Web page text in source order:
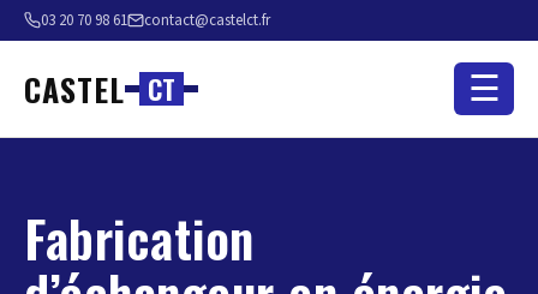
03 20 70 98 61 contact@castelct.fr
CASTEL CT ☰
Fabrication